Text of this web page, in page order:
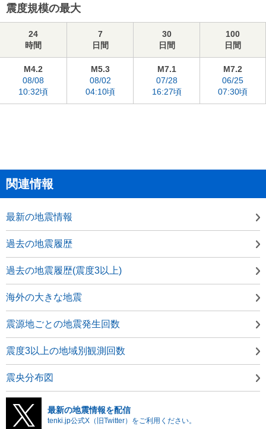
震度規模の最大
24
時間
7
日間
30
日間
100
日間
M4.2
08/08
10:32頃
M5.3
08/02
04:10頃
M7.1
07/28
16:27頃
M7.2
06/25
07:30頃
関連情報
最新の地震情報
過去の地震履歴
過去の地震履歴(震度3以上)
海外の大きな地震
震源地ごとの地震発生回数
震度3以上の地域別観測回数
震央分布図
最新の地震情報を配信
tenki.jp公式X（旧Twitter）をご利用ください。